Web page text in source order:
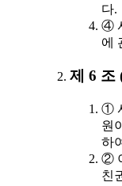
다.
④
에
제 6 조
①
원
하
②
친